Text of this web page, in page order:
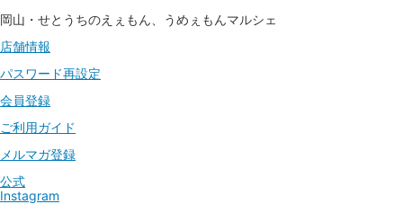
岡山・せとうちのえぇもん、うめぇもんマルシェ
店舗情報
パスワード再設定
会員登録
ご利用ガイド
メルマガ登録
公式
Instagram